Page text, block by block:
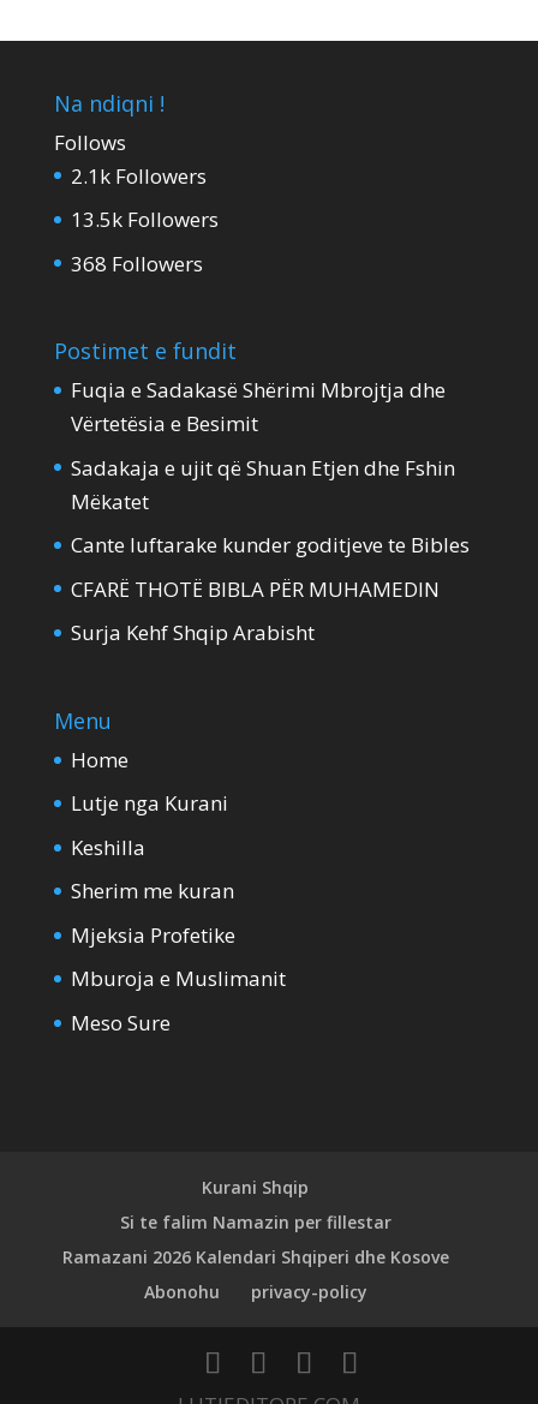
Na ndiqni !
Follows
2.1k Followers
13.5k Followers
368 Followers
Postimet e fundit
Fuqia e Sadakasë Shërimi Mbrojtja dhe
Vërtetësia e Besimit
Sadakaja e ujit që Shuan Etjen dhe Fshin
Mëkatet
Cante luftarake kunder goditjeve te Bibles
CFARË THOTË BIBLA PËR MUHAMEDIN
Surja Kehf Shqip Arabisht
Menu
Home
Lutje nga Kurani
Keshilla
Sherim me kuran
Mjeksia Profetike
Mburoja e Muslimanit
Meso Sure
Kurani Shqip
Si te falim Namazin per fillestar
Ramazani 2026 Kalendari Shqiperi dhe Kosove
Abonohu
privacy-policy